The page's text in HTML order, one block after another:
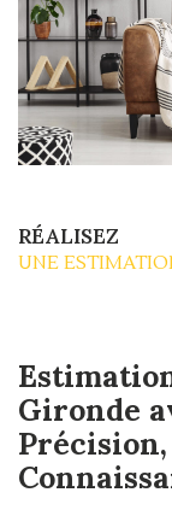
RÉALISEZ
UNE
Gironde